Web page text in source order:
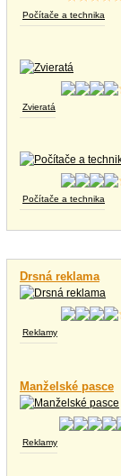
Počítače a technika
Zvieratá
Počítače a technika
Drsná reklama
Reklamy
Manželské pasce
Reklamy